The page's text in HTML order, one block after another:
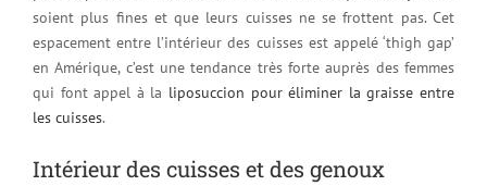
soient plus fines et que leurs cuisses ne se frottent pas. Cet
espacement entre l’intérieur des cuisses est appelé ‘thigh gap’
en Amérique, c’est une tendance très forte auprès des femmes
qui font appel à la liposuccion pour éliminer la graisse entre
les cuisses.
Intérieur des cuisses et des genoux